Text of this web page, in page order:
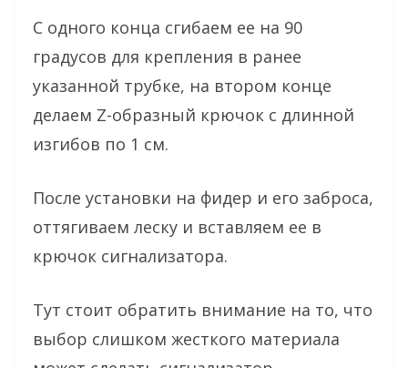
С одного конца сгибаем ее на 90
градусов для крепления в ранее
указанной трубке, на втором конце
делаем Z-образный крючок с длинной
изгибов по 1 см.
После установки на фидер и его заброса,
оттягиваем леску и вставляем ее в
крючок сигнализатора.
Тут стоит обратить внимание на то, что
выбор слишком жесткого материала